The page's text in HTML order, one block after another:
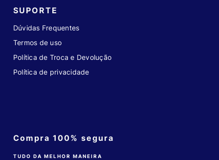
SUPORTE
Dúvidas Frequentes
Termos de uso
Política de Troca e Devolução
Política de privacidade
Compra 100% segura
TUDO DA MELHOR MANEIRA